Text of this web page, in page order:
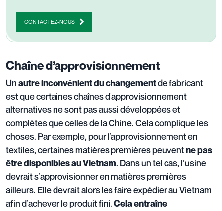
CONTACTEZ-NOUS
Chaîne d’approvisionnement
Unautre inconvénient du changementde fabricant
est que certaines chaînes d’approvisionnement
alternatives ne sont pas aussi développées et
complètes que celles de la Chine. Cela complique les
choses. Par exemple, pour l’approvisionnement en
textiles, certaines matières premières peuventne pas
être disponibles au Vietnam. Dans un tel cas, l’usine
devrait s’approvisionner en matières premières
ailleurs. Elle devrait alors les faire expédier au Vietnam
afin d’achever le produit fini.Cela entraîne